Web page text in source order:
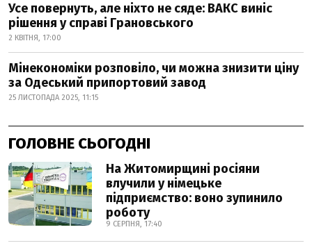
Усе повернуть, але ніхто не сяде: ВАКС виніс
рішення у справі Грановського
2 КВІТНЯ, 17:00
Мінекономіки розповіло, чи можна знизити ціну
за Одеський припортовий завод
25 ЛИСТОПАДА 2025, 11:15
ГОЛОВНЕ СЬОГОДНІ
На Житомирщині росіяни
влучили у німецьке
підприємство: воно зупинило
роботу
9 СЕРПНЯ, 17:40